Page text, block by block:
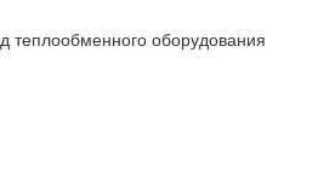
теплообменного оборудования